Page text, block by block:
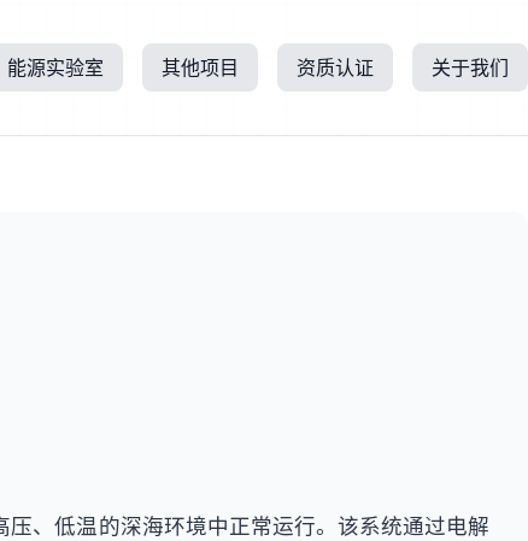
能源实验室 其他项目 资质认证 关于我们
、低温的深海环境中正常运行。该系统通过电解